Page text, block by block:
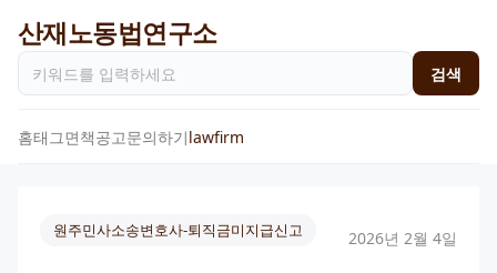
산재노동법연구소
검색
홈태그면책공고문의하기lawfirm
원주민사소송변호사-퇴직금미지급신고 2026년 2월 4일